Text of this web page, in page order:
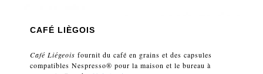
CAFÉ LIÈGOIS
Café Liégeois fournit du café en grains et des capsules
compatibles Nespresso® pour la maison et le bureau à